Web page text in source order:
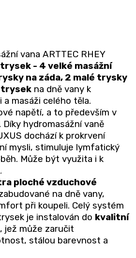
vana ARTTEC RHEY
- 4 velké masážní
na záda, 2 malé trysky
trysek na dně vany k
a masáži celého těla.
napětí, a to především v
Díky hydromasážní vaně
dochází k prokrvení
mysli, stimuluje lymfatický
Může být využita i k
ploché vzduchové
na dně vany,
při koupeli. Celý systém
je instalován do kvalitní
, jež může zaručit
stálou barevnost a